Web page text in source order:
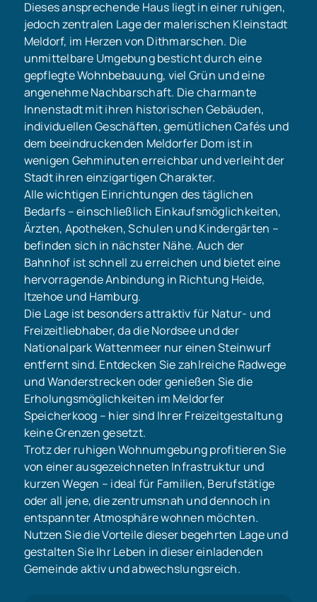
Dieses ansprechende Haus liegt in einer ruhigen,
jedoch zentralen Lage der malerischen Kleinstadt
Meldorf, im Herzen von Dithmarschen. Die
unmittelbare Umgebung besticht durch eine
gepflegte Wohnbebauung, viel Grün und eine
angenehme Nachbarschaft. Die charmante
Innenstadt mit ihren historischen Gebäuden,
individuellen Geschäften, gemütlichen Cafés und
dem beeindruckenden Meldorfer Dom ist in
wenigen Gehminuten erreichbar und verleiht der
Stadt ihren einzigartigen Charakter.
Alle wichtigen Einrichtungen des täglichen
Bedarfs – einschließlich Einkaufsmöglichkeiten,
Ärzten, Apotheken, Schulen und Kindergärten –
befinden sich in nächster Nähe. Auch der
Bahnhof ist schnell zu erreichen und bietet eine
hervorragende Anbindung in Richtung Heide,
Itzehoe und Hamburg.
Die Lage ist besonders attraktiv für Natur- und
Freizeitliebhaber, da die Nordsee und der
Nationalpark Wattenmeer nur einen Steinwurf
entfernt sind. Entdecken Sie zahlreiche Radwege
und Wanderstrecken oder genießen Sie die
Erholungsmöglichkeiten im Meldorfer
Speicherkoog – hier sind Ihrer Freizeitgestaltung
keine Grenzen gesetzt.
Trotz der ruhigen Wohnumgebung profitieren Sie
von einer ausgezeichneten Infrastruktur und
kurzen Wegen – ideal für Familien, Berufstätige
oder all jene, die zentrumsnah und dennoch in
entspannter Atmosphäre wohnen möchten.
Nutzen Sie die Vorteile dieser begehrten Lage und
gestalten Sie Ihr Leben in dieser einladenden
Gemeinde aktiv und abwechslungsreich.